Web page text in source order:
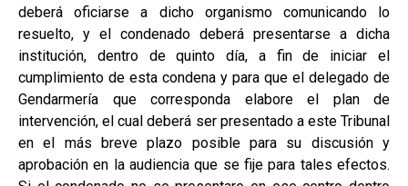
deberá oficiarse a dicho organismo comunicando lo
resuelto, y el condenado deberá presentarse a dicha
institución, dentro de quinto día, a fin de iniciar el
cumplimiento de esta condena y para que el delegado de
Gendarmería que corresponda elabore el plan de
intervención, el cual deberá ser presentado a este Tribunal
en el más breve plazo posible para su discusión y
aprobación en la audiencia que se fije para tales efectos.